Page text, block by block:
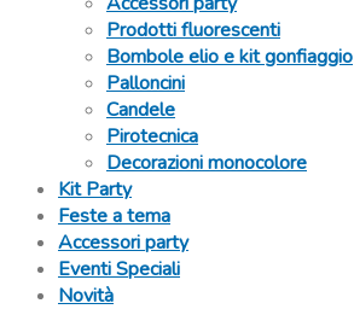
Prodotti fluorescenti
Bombole elio e kit gonfiaggio
Palloncini
Candele
Pirotecnica
Decorazioni monocolore
Kit Party
Feste a tema
Accessori party
Eventi Speciali
Novità